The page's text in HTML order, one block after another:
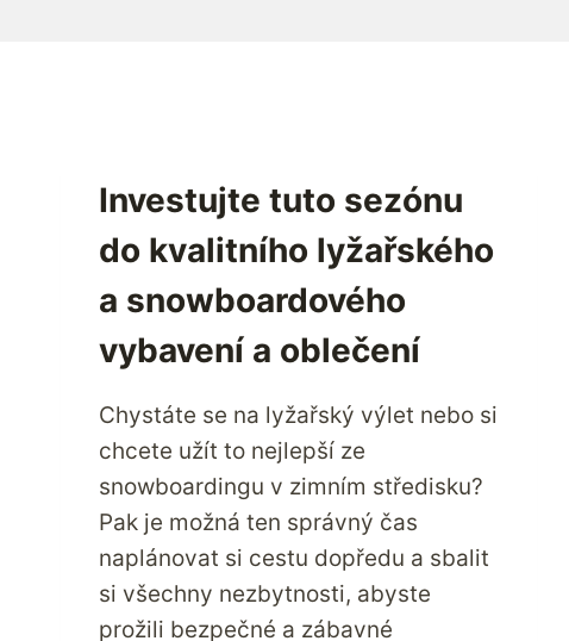
Investujte tuto sezónu
do kvalitního lyžařského
a snowboardového
vybavení a oblečení
Chystáte se na lyžařský výlet nebo si
chcete užít to nejlepší ze
snowboardingu v zimním středisku?
Pak je možná ten správný čas
naplánovat si cestu dopředu a sbalit
si všechny nezbytnosti, abyste
prožili bezpečné a zábavné